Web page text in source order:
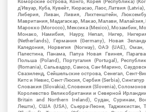
Коморские острова, Конго, Корея (Республика)
д'Ивуар, Куба, Кувейт, Кюрасао, Лаос, Латвия
Либерия, Ливан, Ливия, Лихтенштейн,
Мавритания, Мадагаскар, Макао, Малави,
Марокко (Morocco), Мексика (Mexico), Мозамбик,
Монако, Намибия, Науру, Непал, Нигер,
(Netherlands), Германия (Germany), Новая
Каледония, Норвегия (Norway), ОАЭ (UAE), Оман,
Палестина, Панама, Папуа Новая Гвинея,
Польша (Poland), Португалия (Portugal),
(Romania), Сальвадор, Самоа, Сан-Марино,
Свазиленд, Сейшельские острова, Сенегал, Сент-
Китс и Невис, Сент-Люсия, Сербия (Serbia),
Словакия (Slovakia), Словения (Slovenia),
Королевство Великобритании и Северной
Britain and Northern Ireland), Судан, Суринам,
Лешти), США (USA), Сьерра-Леоне, Таджикистан,